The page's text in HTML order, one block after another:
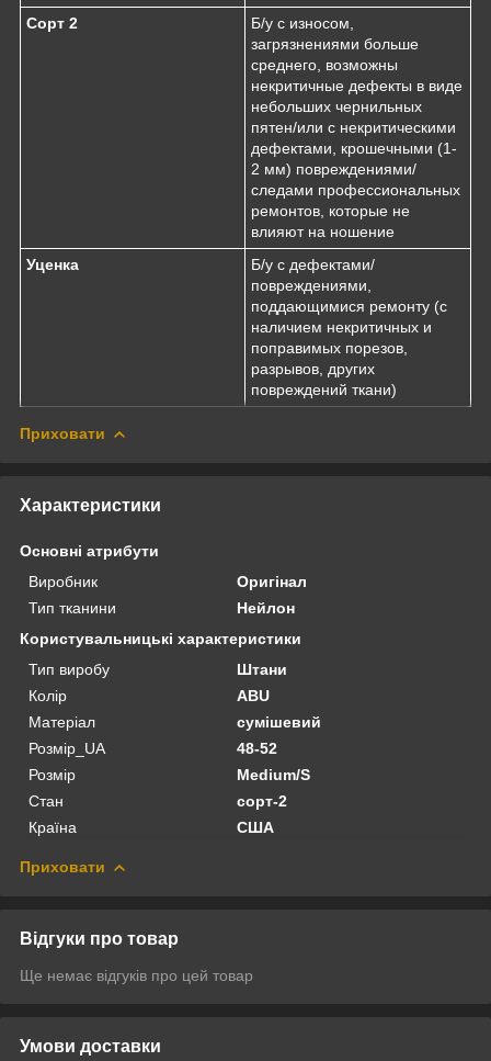
Сорт 2
Б/у с износом,
загрязнениями больше
среднего, возможны
некритичные дефекты в виде
небольших чернильных
пятен/или с некритическими
дефектами, крошечными (1-
2 мм) повреждениями/
следами профессиональных
ремонтов, которые не
влияют на ношение
Уценка
Б/у с дефектами/
повреждениями,
поддающимися ремонту (с
наличием некритичных и
поправимых порезов,
разрывов, других
повреждений ткани)
Приховати
Характеристики
Основні атрибути
Виробник
Оригінал
Тип тканини
Нейлон
Користувальницькі характеристики
Тип виробу
Штани
Колір
ABU
Матеріал
сумішевий
Розмір_UA
48-52
Розмір
Medium/S
Стан
сорт-2
Країна
США
Приховати
Відгуки про товар
Ще немає відгуків про цей товар
Умови доставки